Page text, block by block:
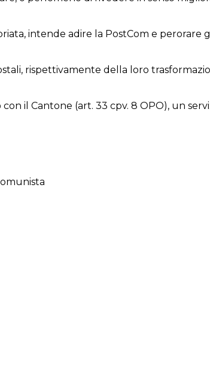
intende adire la PostCom e perorare
rispettivamente della loro
il Cantone (art. 33 cpv. 8 OPO), un